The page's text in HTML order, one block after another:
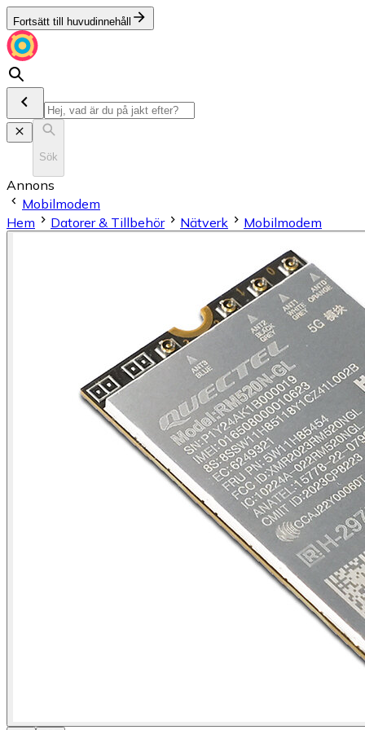
Fortsätt till huvudinnehåll
Sök
Annons
Mobilmodem
Hem
Datorer & Tillbehör Nätverk Mobilmodem